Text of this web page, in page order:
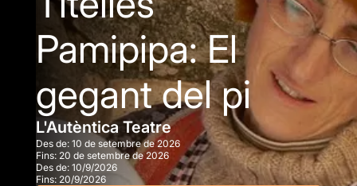
Pamipipa: El
gegant del pi
L'Autèntica Teatre
Des de: 10 de setembre de 2026
Fins: 20 de setembre de 2026
Des de: 10/9/2026
Fins: 20/9/2026